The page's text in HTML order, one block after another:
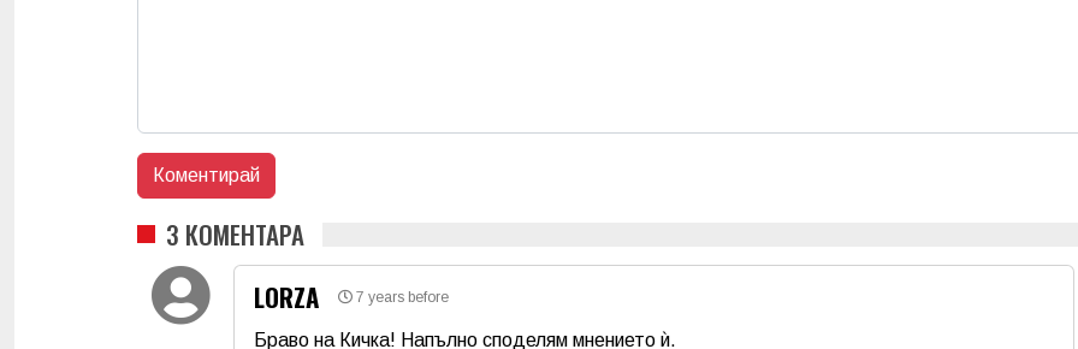
3 КОМЕНТАРА
LORZA
7 years before
Браво на Кичка! Напълно споделям мнението ѝ.